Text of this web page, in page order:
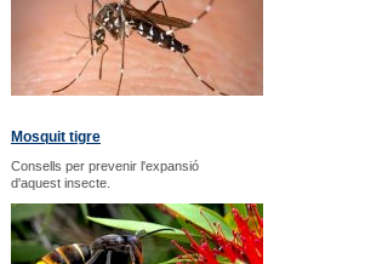
Mosquit tigre
Consells per prevenir l'expansió
d'aquest insecte.